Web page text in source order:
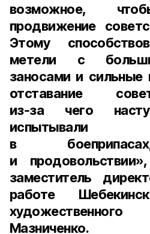
возможное,
продвижение
Этому
метели с
заносами и
отставание
из‑за чего
испытывали
в
и
заместитель
работе
художественного
Мазниченко.